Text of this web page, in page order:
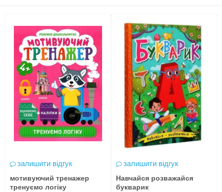
залишити відгук
мотивуючий тренажер
тренуємо логіку
залишити відгук
Навчайся розважайся
букварик